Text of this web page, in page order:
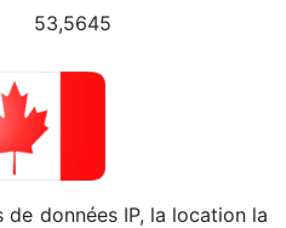
53,5645
de données IP, la location la